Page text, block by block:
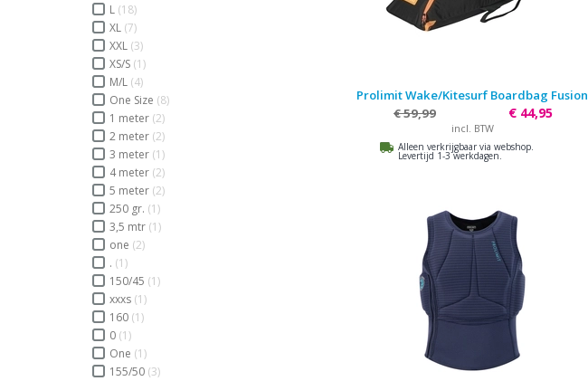
L (18)
XL (7)
XXL (3)
XS/S (1)
M/L (4)
One Size (8)
1 meter (2)
2 meter (2)
3 meter (1)
4 meter (2)
5 meter (2)
250 gr. (1)
3,5 mtr (1)
one (2)
. (1)
150/45 (1)
xxxs (1)
160 (1)
0 (1)
One (1)
155/50 (3)
Prolimit Wake/Kitesurf Boardbag Fusion
€ 59,99
€ 44,95
incl. BTW
Alleen verkrijgbaar via webshop.
Levertijd 1-3 werkdagen.